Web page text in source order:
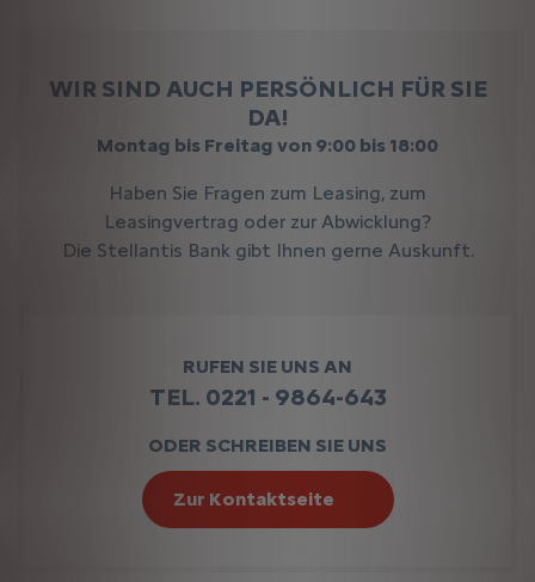
WIR SIND AUCH PERSÖNLICH FÜR SIE
DA!
Montag bis Freitag von 9:00 bis 18:00
Haben Sie Fragen zum Leasing, zum
Leasingvertrag oder zur Abwicklung?
Die Stellantis Bank gibt Ihnen gerne Auskunft.
RUFEN SIE UNS AN
TEL. 0221 - 9864-643
ODER SCHREIBEN SIE UNS
Zur Kontaktseite